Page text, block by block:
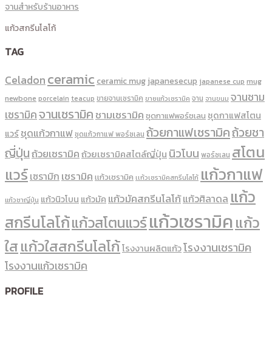
จานสำหรับร้านอาหาร
แก้วสกรีนโลโก้
TAG
Celadonceramic ceramic mug japanesecup japanese cup mug
newbone porcelain teacup ขายจานเซรามิค ขายแก้วเซรามิค จาน จานขนม จานชาม
เซรามิคจานเซรามิคชามเซรามิค ชุดกาแฟพอร์ชเลน ชุดกาแฟสโตน
แวร์ชุดแก้วกาแฟชุดแก้วกาแฟ พอร์ซเลน ถ้วยกาแฟเซรามิคถ้วยชา
ญี่ปุ่นถ้วยเซรามิคถ้วยเซรามิคสไตล์ญี่ปุ่น นิวโบน พอร์ซเลน สโตน
แวร์เซรามิก เซรามิค เเก้วเซรามิค เเก้วเซรามิคสกรีนโลโก้ แก้วกาแฟ
แก้วชาญี่ปุ่น แก้วนิวโบน แก้วมัค แก้วมัคสกรีนโลโก้แก้วศิลาดล แก้ว
สกรีนโลโก้แก้วสโตนแวร์แก้วเซรามิคแก้ว
ใสแก้วใสสกรีนโลโก้โรงงานผลิตแก้วโรงงานเซรามิค
โรงงานแก้วเซรามิค
PROFILE